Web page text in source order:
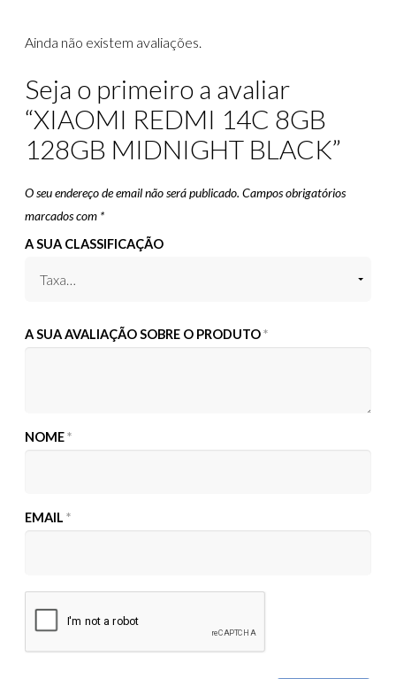
Ainda não existem avaliações.
Seja o primeiro a avaliar
“XIAOMI REDMI 14C 8GB
128GB MIDNIGHT BLACK”
O seu endereço de email não será publicado. Campos obrigatórios
marcados com *
A SUA CLASSIFICAÇÃO
A SUA AVALIAÇÃO SOBRE O PRODUTO*
NOME*
EMAIL*